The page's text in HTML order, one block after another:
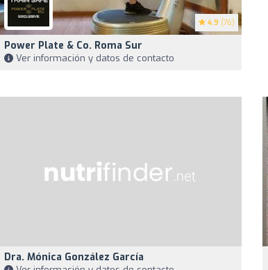
4.9 (76)
Power Plate & Co. Roma Sur
Ver información y datos de contacto
Dra. Mónica González García